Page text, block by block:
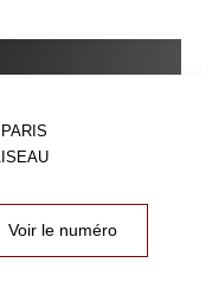
Voir le numéro